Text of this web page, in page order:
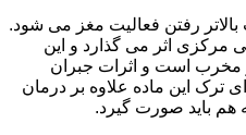
رفتن فعالیت مغز می شود.
مرکزی اثر می گذارد و این
مخرب است و اثرات جبران
ترک این ماده علاوه بر درمان
هم باید صورت گیرد.